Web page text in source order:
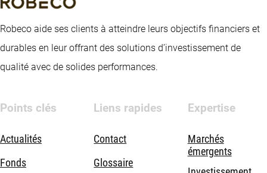
Robeco aide ses clients à atteindre leurs objectifs financiers et
durables en leur offrant des solutions d’investissement de
qualité avec de solides performances.
Points clés
Actualités
Fonds
Liens rapides
Contact
Glossaire
Expertise
Marchés
émergents